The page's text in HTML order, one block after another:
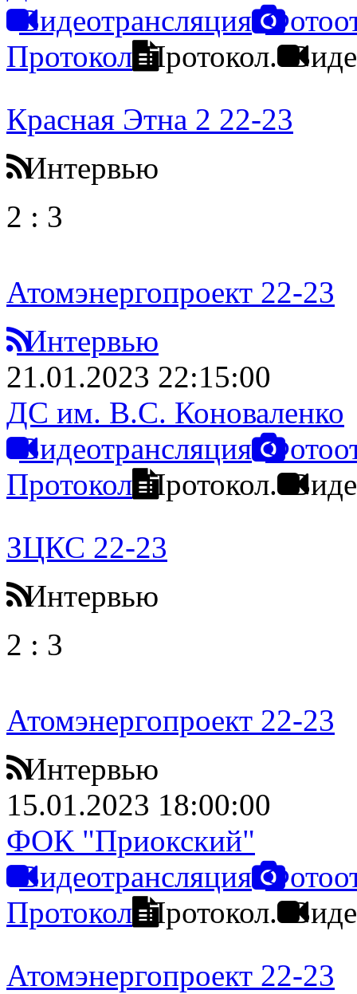
Видеотрансляция
Протокол Протокол.
Красная Этна 2 22-23
Интервью
2 : 3
Атомэнергопроект 22-23
Интервью
21.01.2023 22:15:00
ДС им. В.С. Коноваленко
Видеотрансляция
Протокол Протокол.
ЗЦКС 22-23
Интервью
2 : 3
Атомэнергопроект 22-23
Интервью
15.01.2023 18:00:00
ФОК "Приокский"
Видеотрансляция
Протокол Протокол.
Атомэнергопроект 22-23